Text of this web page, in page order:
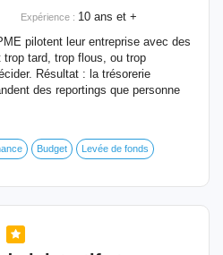
Expérience : 10 ans et +
pilotent leur entreprise avec des
tard, trop flous, ou trop
Résultat : la trésorerie
des reportings que personne
Budget Levée de fonds